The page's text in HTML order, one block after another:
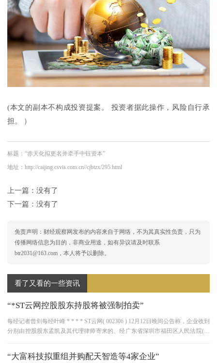
(本文的副本不构成投资提案。 投资者据此操作，风险自行承
担。 ）
标题：“赤天化拟更名并牵手中钰资本”
地址：http://caijing.csvis.com.cn//cjbtzx/295.html
上一篇：没有了
下一篇：没有了
免责声明：财经观察网发布的内容来自于网络，不为其真实性负责，只为
传播网络信息为目的，非商业用途，如有异议请及时联系
btr2031@163.com，本人将予以删除。
看了又看的一些资讯
“*ST云网控股股东持股将被强制拍卖”
每经记者曾剑每经叶峰 * * * * ST云网( 002306 ) 12月12日晚间公告称，企业收到
分别由控股股东孟凯及其代理律师寄来的、经广东省深圳市福田区人民法院(以
“大富科技拟重组并购配天智造等4家企业”